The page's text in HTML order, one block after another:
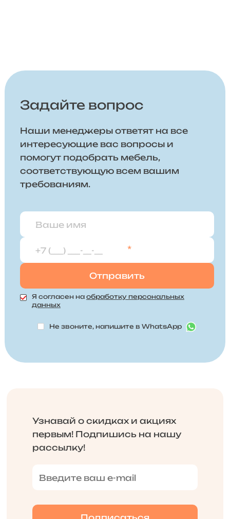
Задайте вопрос
Наши менеджеры ответят на все
интересующие вас вопросы и
помогут подобрать мебель,
соответствующую всем вашим
требованиям.
*
Я согласен на обработку персональных
данных
Не звоните, напишите в WhatsApp
Узнавай о скидках и акциях
первым! Подпишись на нашу
рассылку!